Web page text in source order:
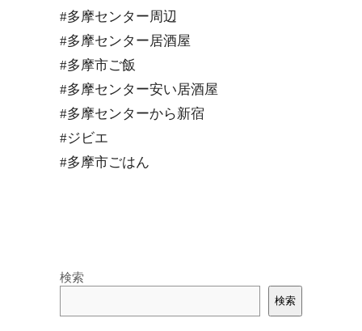
#多摩センター周辺
#多摩センター居酒屋
#多摩市ご飯
#多摩センター安い居酒屋
#多摩センターから新宿
#ジビエ
#多摩市ごはん
検索
検索